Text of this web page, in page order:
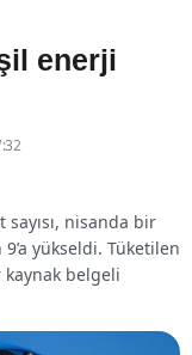
enerji
nisanda bir
yükseldi. Tüketilen
kaynak belgeli